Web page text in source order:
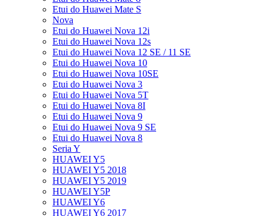
Etui do Huawei Mate S
Nova
Etui do Huawei Nova 12i
Etui do Huawei Nova 12s
Etui do Huawei Nova 12 SE / 11 SE
Etui do Huawei Nova 10
Etui do Huawei Nova 10SE
Etui do Huawei Nova 3
Etui do Huawei Nova 5T
Etui do Huawei Nova 8I
Etui do Huawei Nova 9
Etui do Huawei Nova 9 SE
Etui do Huawei Nova 8
Seria Y
HUAWEI Y5
HUAWEI Y5 2018
HUAWEI Y5 2019
HUAWEI Y5P
HUAWEI Y6
HUAWEI Y6 2017